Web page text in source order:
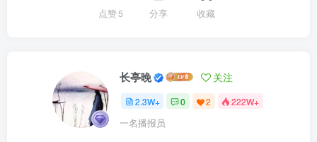
点赞5 分享 收藏
长亭晚 关注
2.3W+ 0 2 222W+
一名播报员